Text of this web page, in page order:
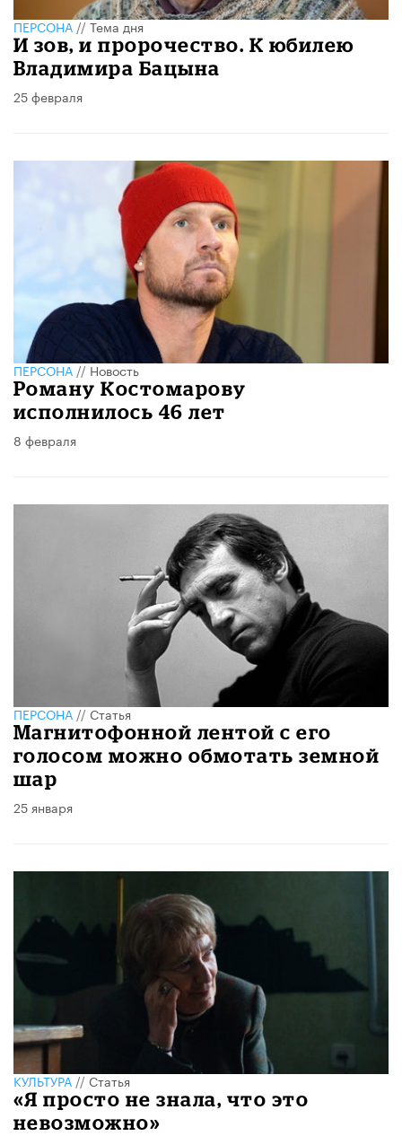
ПЕРСОНА//Тема дня
И зов, и пророчество. К юбилею
Владимира Бацына
25 февраля
ПЕРСОНА//Новость
Роману Костомарову
исполнилось 46 лет
8 февраля
ПЕРСОНА//Статья
Магнитофонной лентой с его
голосом можно обмотать земной
шар
25 января
КУЛЬТУРА//Статья
«Я просто не знала, что это
невозможно»